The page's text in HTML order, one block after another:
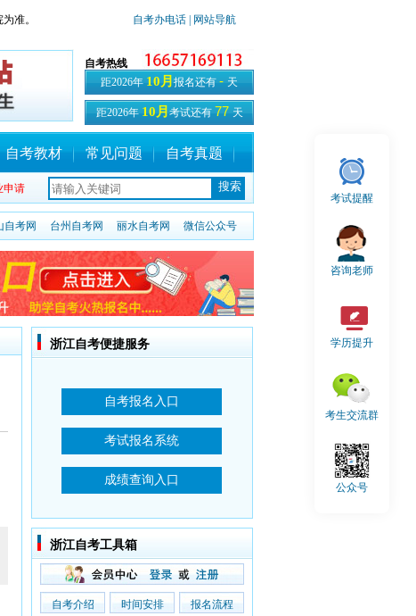
准。 自考办电话 | 网站导航
自考热线
距2026年 10月 报名还有 - 天
距2026年 10月 考试还有 77 天
自考教材 常见问题 自考真题
申请
自考网 台州自考网 丽水自考网 微信公众号
浙江自考便捷服务
浙江自考工具箱
自考介绍 时间安排 报名流程
考试提醒
咨询老师
学历提升
考生交流群
公众号